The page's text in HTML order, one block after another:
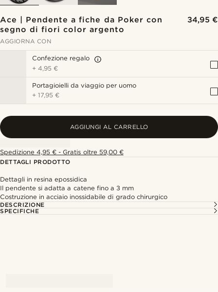
Ace | Pendente a fiche da Poker con
segno di fiori color argento
34,95 €
AGGIORNA CON
Confezione regalo
+4,95 €
Portagioielli da viaggio per uomo
+17,95 €
AGGIUNGI AL CARRELLO
Spedizione 4,95 € - Gratis oltre 59,00 €
DETTAGLI PRODOTTO
Dettagli in resina epossidica
Il pendente si adatta a catene fino a 3 mm
Costruzione in acciaio inossidabile di grado chirurgico
DESCRIZIONE
SPECIFICHE